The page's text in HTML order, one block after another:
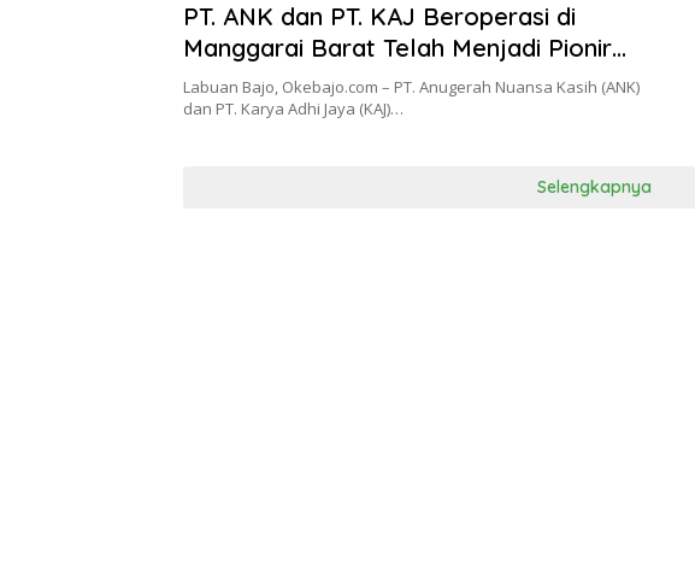
PT. ANK dan PT. KAJ Beroperasi di
Manggarai Barat Telah Menjadi Pionir
dalam Kepatuhan Hukum
Labuan Bajo, Okebajo.com – PT. Anugerah Nuansa Kasih (ANK)
dan PT. Karya Adhi Jaya (KAJ)…
Selengkapnya